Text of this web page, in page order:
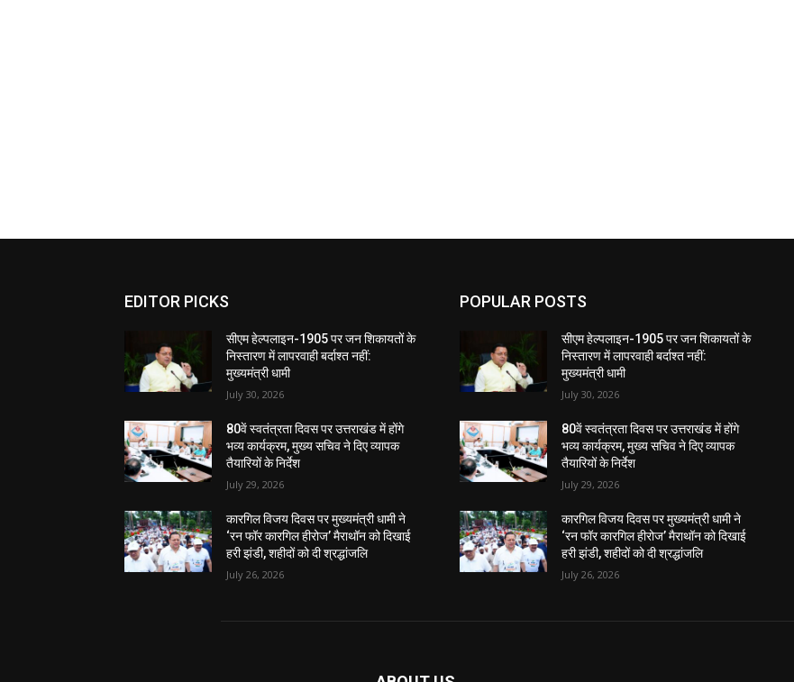
EDITOR PICKS
सीएम हेल्पलाइन-1905 पर जन शिकायतों के
निस्तारण में लापरवाही बर्दाश्त नहीं:
मुख्यमंत्री धामी
July 30, 2026
80वें स्वतंत्रता दिवस पर उत्तराखंड में होंगे
भव्य कार्यक्रम, मुख्य सचिव ने दिए व्यापक
तैयारियों के निर्देश
July 29, 2026
कारगिल विजय दिवस पर मुख्यमंत्री धामी ने
‘रन फॉर कारगिल हीरोज’ मैराथॉन को दिखाई
हरी झंडी, शहीदों को दी श्रद्धांजलि
July 26, 2026
POPULAR POSTS
सीएम हेल्पलाइन-1905 पर जन शिकायतों के
निस्तारण में लापरवाही बर्दाश्त नहीं:
मुख्यमंत्री धामी
July 30, 2026
80वें स्वतंत्रता दिवस पर उत्तराखंड में होंगे
भव्य कार्यक्रम, मुख्य सचिव ने दिए व्यापक
तैयारियों के निर्देश
July 29, 2026
कारगिल विजय दिवस पर मुख्यमंत्री धामी ने
‘रन फॉर कारगिल हीरोज’ मैराथॉन को दिखाई
हरी झंडी, शहीदों को दी श्रद्धांजलि
July 26, 2026